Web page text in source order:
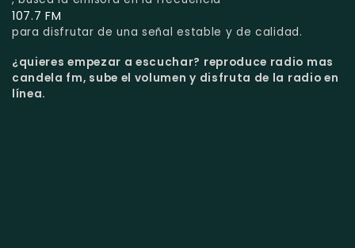
107.7 FM
para disfrutar de una señal estable y de calidad.
¿quieres empezar a escuchar? reproduce radio mas
candela fm, sube el volumen y disfruta de la radio en
línea.